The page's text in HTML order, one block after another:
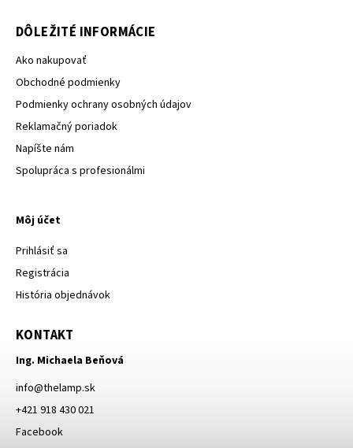
DÔLEŽITÉ INFORMÁCIE
Ako nakupovať
Obchodné podmienky
Podmienky ochrany osobných údajov
Reklamačný poriadok
Napíšte nám
Spolupráca s profesionálmi
Môj účet
Prihlásiť sa
Registrácia
História objednávok
KONTAKT
Ing. Michaela Beňová
info@thelamp.sk
+421 918 430 021
Facebook